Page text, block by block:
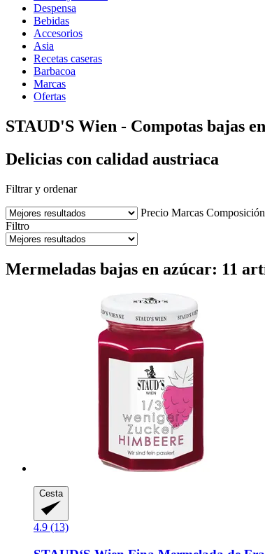
Despensa
Bebidas
Accesorios
Asia
Recetas caseras
Barbacoa
Marcas
Ofertas
STAUD'S Wien - Compotas bajas
Delicias con calidad austriaca
Filtrar y ordenar
Precio Marcas
Filtro
Mermeladas bajas en azúcar: 11
Cesta
4.9 (13)